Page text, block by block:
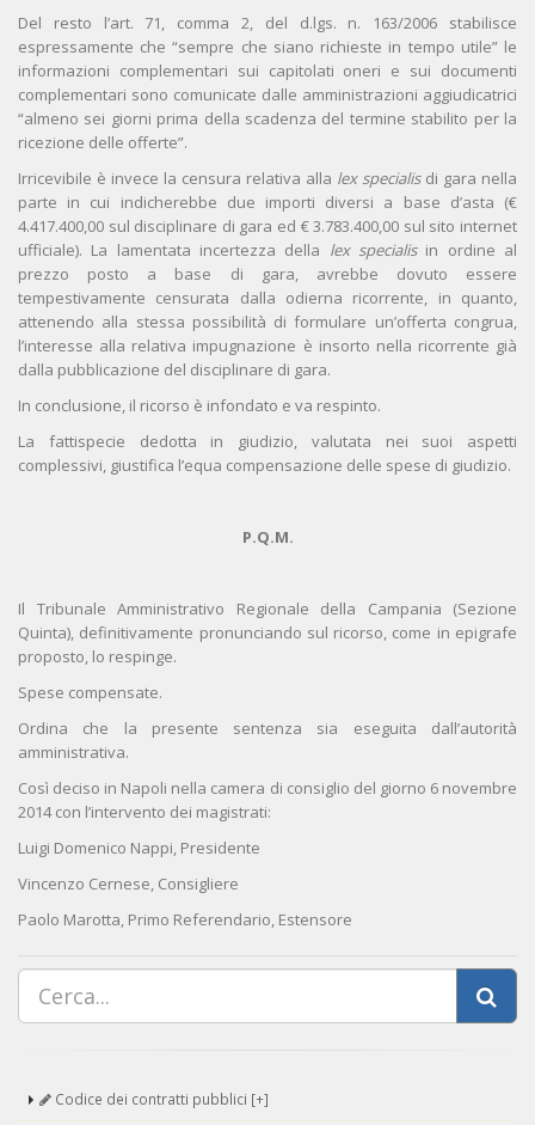
Del resto l’art. 71, comma 2, del d.lgs. n. 163/2006 stabilisce
espressamente che “sempre che siano richieste in tempo utile” le
informazioni complementari sui capitolati oneri e sui documenti
complementari sono comunicate dalle amministrazioni aggiudicatrici
“almeno sei giorni prima della scadenza del termine stabilito per la
ricezione delle offerte”.
Irricevibile è invece la censura relativa alla lex specialisdi gara nella
parte in cui indicherebbe due importi diversi a base d’asta (€
4.417.400,00 sul disciplinare di gara ed € 3.783.400,00 sul sito internet
ufficiale). La lamentata incertezza della lex specialisin ordine al
prezzo posto a base di gara, avrebbe dovuto essere
tempestivamente censurata dalla odierna ricorrente, in quanto,
attenendo alla stessa possibilità di formulare un’offerta congrua,
l’interesse alla relativa impugnazione è insorto nella ricorrente già
dalla pubblicazione del disciplinare di gara.
In conclusione, il ricorso è infondato e va respinto.
La fattispecie dedotta in giudizio, valutata nei suoi aspetti
complessivi, giustifica l’equa compensazione delle spese di giudizio.
P.Q.M.
Il Tribunale Amministrativo Regionale della Campania (Sezione
Quinta), definitivamente pronunciando sul ricorso, come in epigrafe
proposto, lo respinge.
Spese compensate.
Ordina che la presente sentenza sia eseguita dall’autorità
amministrativa.
Così deciso in Napoli nella camera di consiglio del giorno 6 novembre
2014 con l’intervento dei magistrati:
Luigi Domenico Nappi, Presidente
Vincenzo Cernese, Consigliere
Paolo Marotta, Primo Referendario, Estensore
Codice dei contratti pubblici [+]